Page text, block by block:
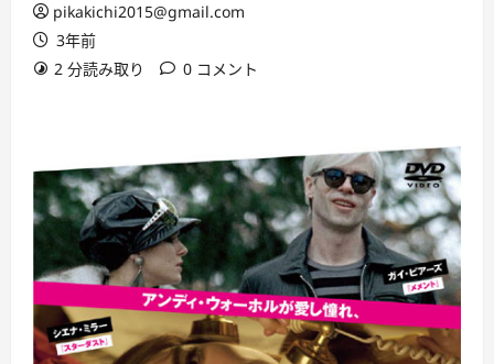
pikakichi2015@gmail.com
3年前
2 分読み取り
0 コメント